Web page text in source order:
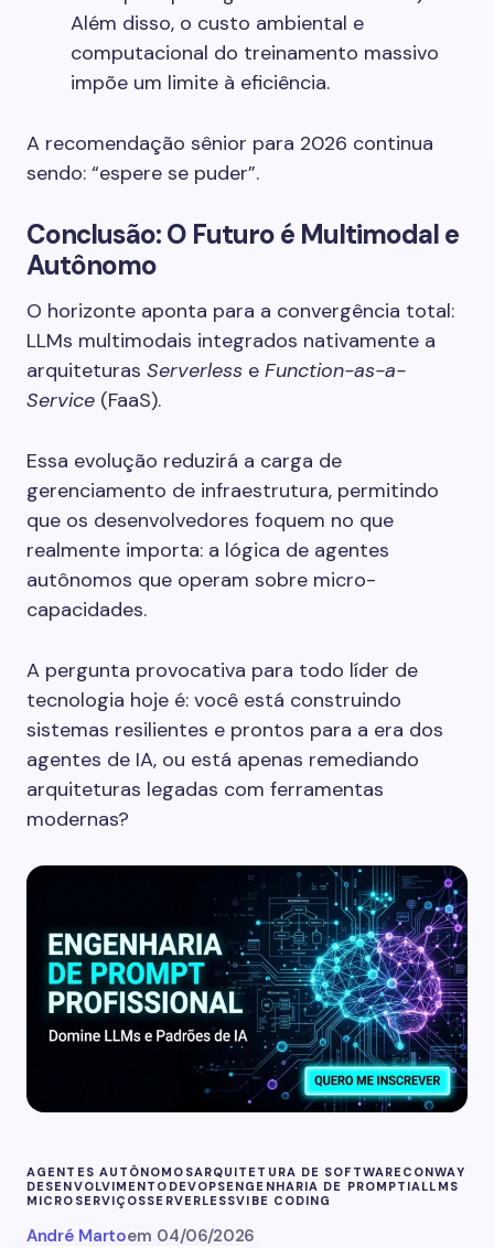
Além disso, o custo ambiental e
computacional do treinamento massivo
impõe um limite à eficiência.
A recomendação sênior para 2026 continua
sendo: “espere se puder”.
Conclusão: O Futuro é Multimodal e
Autônomo
O horizonte aponta para a convergência total:
LLMs multimodais integrados nativamente a
arquiteturas Serverless e Function-as-a-
Service (FaaS).
Essa evolução reduzirá a carga de
gerenciamento de infraestrutura, permitindo
que os desenvolvedores foquem no que
realmente importa: a lógica de agentes
autônomos que operam sobre micro-
capacidades.
A pergunta provocativa para todo líder de
tecnologia hoje é: você está construindo
sistemas resilientes e prontos para a era dos
agentes de IA, ou está apenas remediando
arquiteturas legadas com ferramentas
modernas?
AGENTES AUTÔNOMOSARQUITETURA DE SOFTWARECONWAY
DESENVOLVIMENTO DEVOPSENGENHARIA DE PROMPT IALLMS
MICROSERVIÇOSSERVERLESSVIBE CODING
André Martoem 04/06/2026